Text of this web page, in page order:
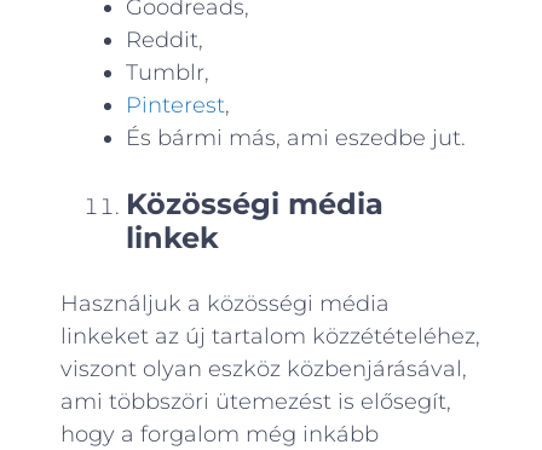
Goodreads,
Reddit,
Tumblr,
Pinterest,
És bármi más, ami eszedbe jut.
Közösségi média
linkek
Használjuk a közösségi média
linkeket az új tartalom közzétételéhez,
viszont olyan eszköz közbenjárásával,
ami többszöri ütemezést is elősegít,
hogy a forgalom még inkább